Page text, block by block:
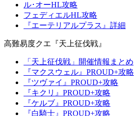
ル･オーHL攻略
フェディエルHL攻略
『エーテリアルプラス』詳細
高難易度クエ『天上征伐戦』
「天上征伐戦」開催情報まとめ
『マクスウェル』PROUD+攻略
『ツヴァイ』PROUD+攻略
『キクリ』PROUD+攻略
『ケルブ』PROUD+攻略
『白騎士』PROUD+攻略